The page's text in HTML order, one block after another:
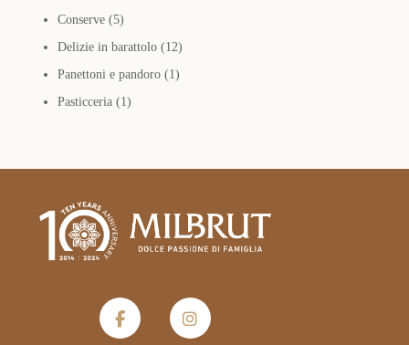
prodotti
Conserve 55
prodotti
Delizie in barattolo 1212
prodotti
Panettoni e pandoro 11
Pasticceria 11